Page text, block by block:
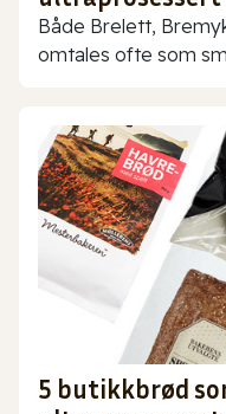
Både Brelett,
omtales ofte som
5 butikkbrød